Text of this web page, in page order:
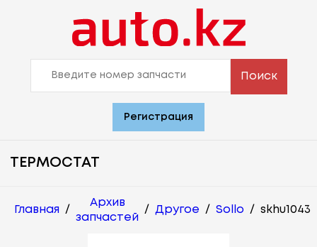
Поиск
Регистрация
ТЕРМОСТАТ
Главная /
Архив
запчастей
/ Другое / Sollo / skhu1043